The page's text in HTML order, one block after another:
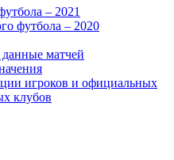
– 2021
футбола – 2020
матчей
игроков и официальных
клубов